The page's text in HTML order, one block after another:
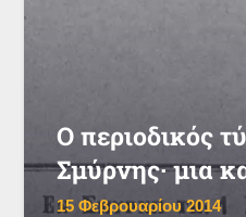
Ο περιοδικός
Σμύρνης· μια
15 Φεβρουαρίου 2014